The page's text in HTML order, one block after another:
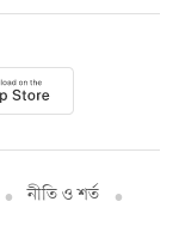
নীতি ও শর্ত